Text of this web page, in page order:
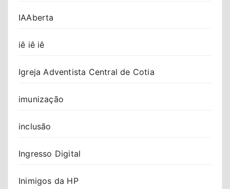
IAAberta
iê iê iê
Igreja Adventista Central de Cotia
imunização
inclusão
Ingresso Digital
Inimigos da HP